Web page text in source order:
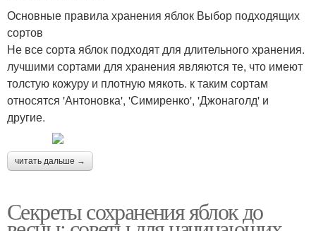
Основные правила хранения яблок Выбор подходящих
сортов
Не все сорта яблок подходят для длительного хранения.
лучшими сортами для хранения являются те, что имеют
толстую кожуру и плотную мякоть. к таким сортам
относятся 'Антоновка', 'Симиренко', 'Джонаголд' и
другие.
читать дальше →
Секреты сохранения яблок до